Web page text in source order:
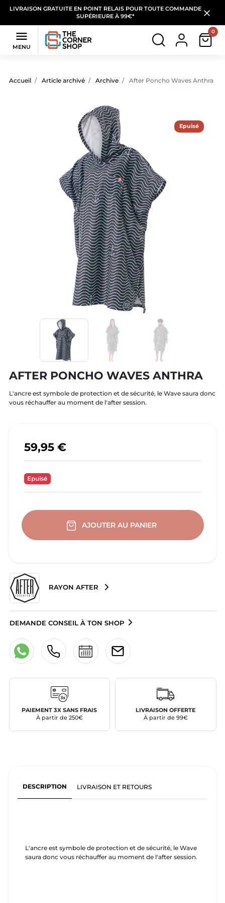
LIVRAISON GRATUITE EN POINT RELAIS POUR TOUTE COMMANDE
SUPÉRIEURE À 99€*

MENU
0
Accueil Article archivé Archive After Poncho Waves Anthra
Epuisé
AFTER PONCHO WAVES ANTHRA
L'ancre est symbole de protection et de sécurité, le Wave saura donc
vous réchauffer au moment de l'after session.
59,95 €
Epuisé
AJOUTER AU PANIER
RAYON AFTER
DEMANDE CONSEIL À TON SHOP
PAIEMENT 3X SANS FRAIS
À partir de 250€
LIVRAISON OFFERTE
À partir de 99€
DESCRIPTION LIVRAISON ET RETOURS
L'ancre est symbole de protection et de sécurité, le Wave
saura donc vous réchauffer au moment de l'after session.